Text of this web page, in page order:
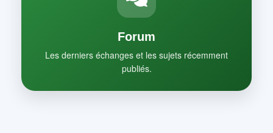
Forum
Les derniers échanges et les sujets récemment
publiés.